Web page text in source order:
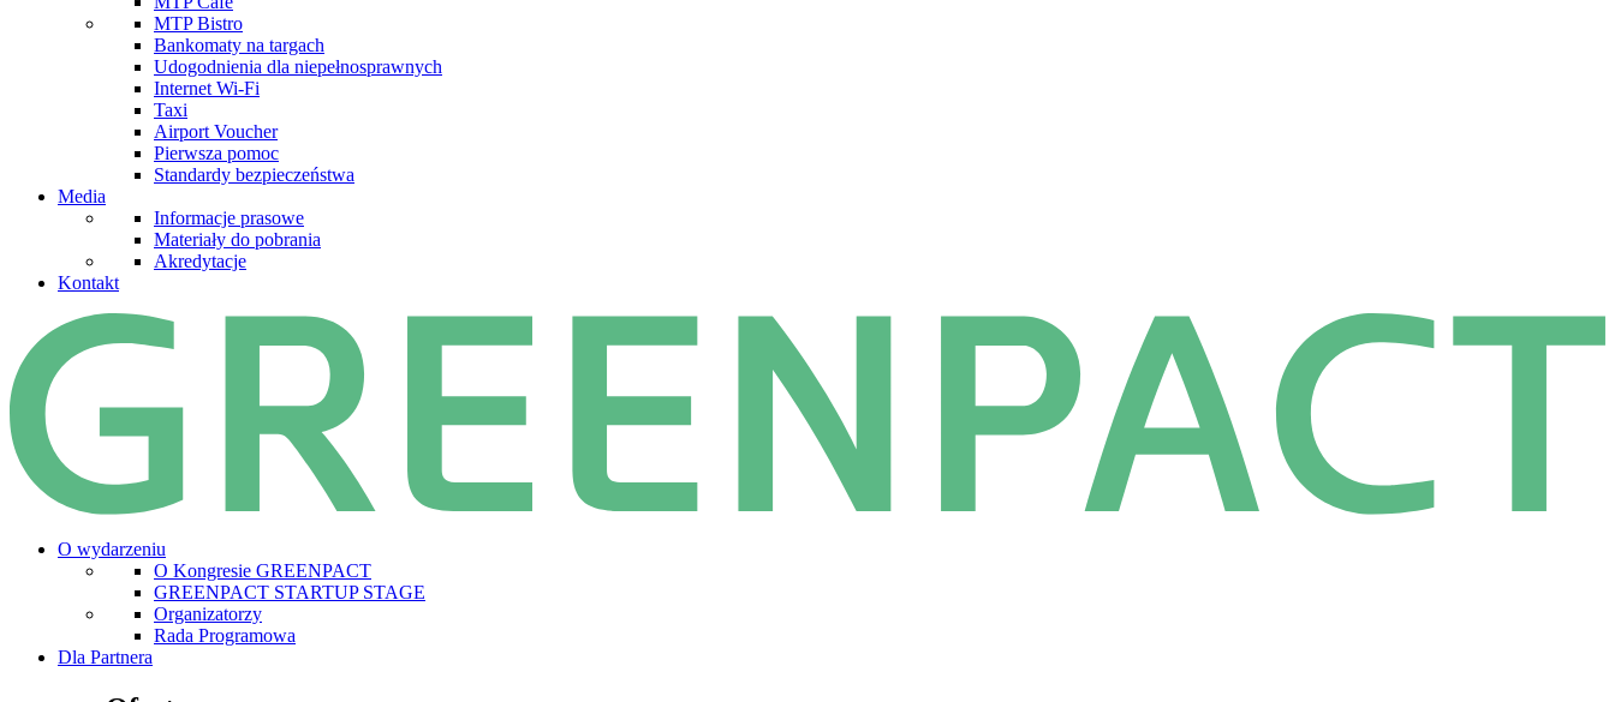
MTP Bistro
Bankomaty na targach
Udogodnienia dla niepełnosprawnych
Internet Wi-Fi
Taxi
Airport Voucher
Pierwsza pomoc
Standardy bezpieczeństwa
Media
Informacje prasowe
Materiały do pobrania
Akredytacje
Kontakt
O wydarzeniu
O Kongresie GREENPACT
GREENPACT STARTUP STAGE
Organizatorzy
Rada Programowa
Dla Partnera